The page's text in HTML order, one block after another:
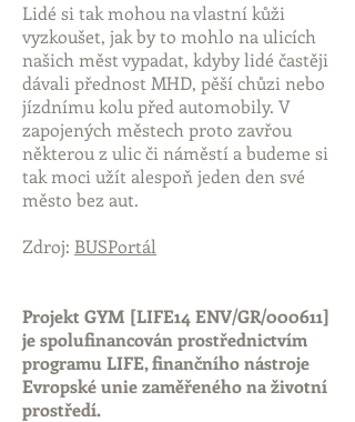
Lidé si tak mohou na vlastní kůži
vyzkoušet, jak by to mohlo na ulicích
našich měst vypadat, kdyby lidé častěji
dávali přednost MHD, pěší chůzi nebo
jízdnímu kolu před automobily. V
zapojených městech proto zavřou
některou z ulic či náměstí a budeme si
tak moci užít alespoň jeden den své
město bez aut.
Zdroj: BUSPortál
Projekt GYM [LIFE14 ENV/GR/000611]
je spolufinancován prostřednictvím
programu LIFE, finančního nástroje
Evropské unie zaměřeného na životní
prostředí.